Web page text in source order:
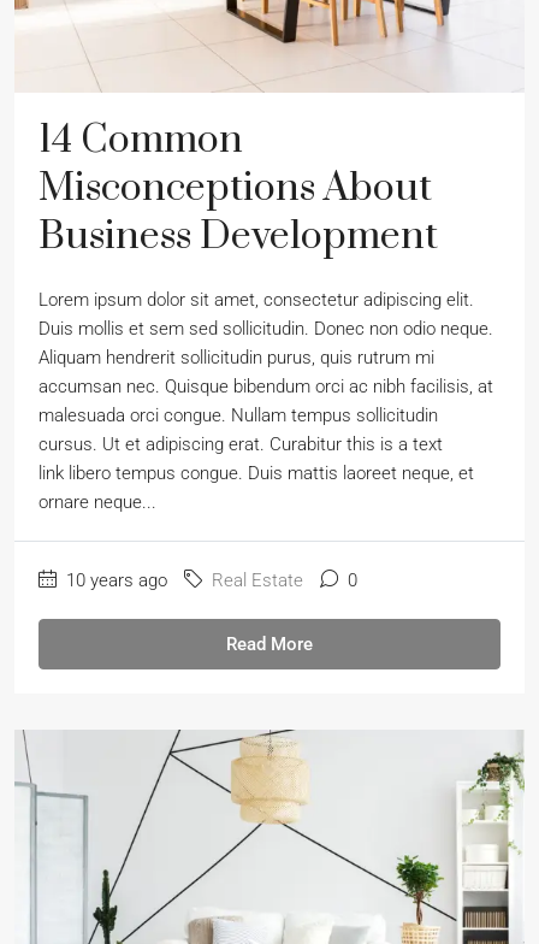
14 Common
Misconceptions About
Business Development
Lorem ipsum dolor sit amet, consectetur adipiscing elit.
Duis mollis et sem sed sollicitudin. Donec non odio neque.
Aliquam hendrerit sollicitudin purus, quis rutrum mi
accumsan nec. Quisque bibendum orci ac nibh facilisis, at
malesuada orci congue. Nullam tempus sollicitudin
cursus. Ut et adipiscing erat. Curabitur this is a text
link libero tempus congue. Duis mattis laoreet neque, et
ornare neque...
10 years ago Real Estate 0
Read More